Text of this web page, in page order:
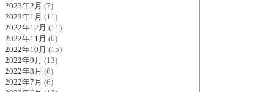
2023年2月 (7)
2023年1月 (11)
2022年12月 (11)
2022年11月 (6)
2022年10月 (15)
2022年9月 (13)
2022年8月 (6)
2022年7月 (6)